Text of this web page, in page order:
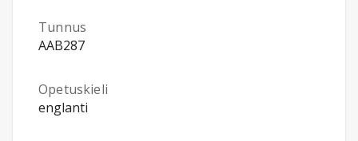
Tunnus
AAB287
Opetuskieli
englanti